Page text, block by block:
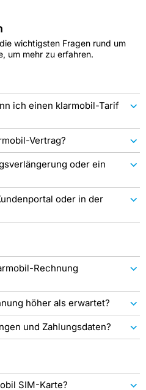
wichtigsten Fragen rund um
um mehr zu erfahren.
ich einen klarmobil-Tarif
Vertrag?
oder ein
oder in der
Rechnung
höher als erwartet?
und Zahlungsdaten?
SIM-Karte?